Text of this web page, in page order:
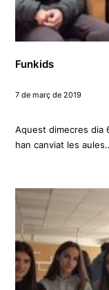
Funkids
7 de març de 2019
Aquest dimecres dia
han canviat les